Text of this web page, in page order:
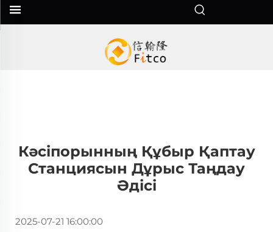
Кәсіпорынның Құбыр Қаптау
Станциясын Дұрыс Таңдау
Әдісі
2025-07-21 16:00:00